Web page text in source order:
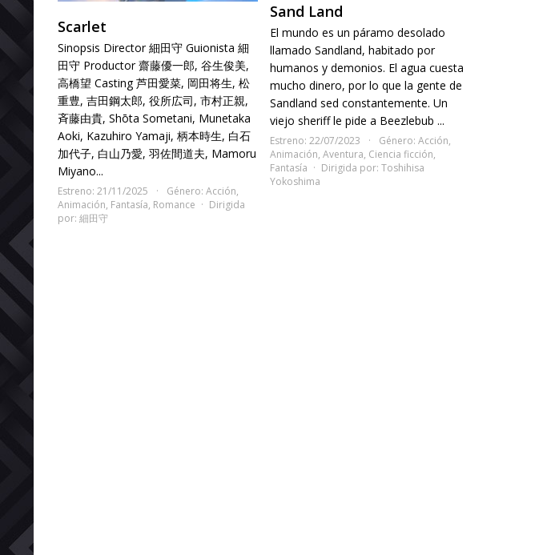
Scarlet
Sinopsis Director 細田守 Guionista 細
田守 Productor 齋藤優一郎, 谷生俊美,
高橋望 Casting 芦田愛菜, 岡田将生, 松
重豊, 吉田鋼太郎, 役所広司, 市村正親,
斉藤由貴, Shōta Sometani, Munetaka
Aoki, Kazuhiro Yamaji, 柄本時生, 白石
加代子, 白山乃愛, 羽佐間道夫, Mamoru
Miyano...
Estreno: 21/11/2025 Género: Acción,
Animación, Fantasía, Romance
Dirigida
por: 細田守
Sand Land
El mundo es un páramo desolado
llamado Sandland, habitado por
humanos y demonios. El agua cuesta
mucho dinero, por lo que la gente de
Sandland sed constantemente. Un
viejo sheriff le pide a Beezlebub ...
Estreno: 22/07/2023 Género:Acción,
Animación,Aventura, Ciencia ficción,
Fantasía
Dirigida por:Toshihisa
Yokoshima